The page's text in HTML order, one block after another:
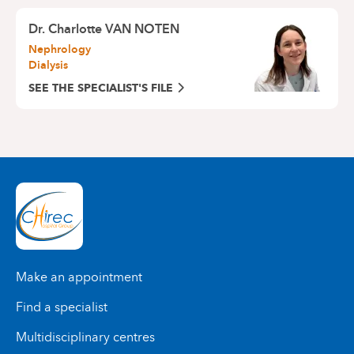
Dr. Charlotte VAN NOTEN
Nephrology
Dialysis
SEE THE SPECIALIST'S FILE
Make an appointment
Find a specialist
Multidisciplinary centres